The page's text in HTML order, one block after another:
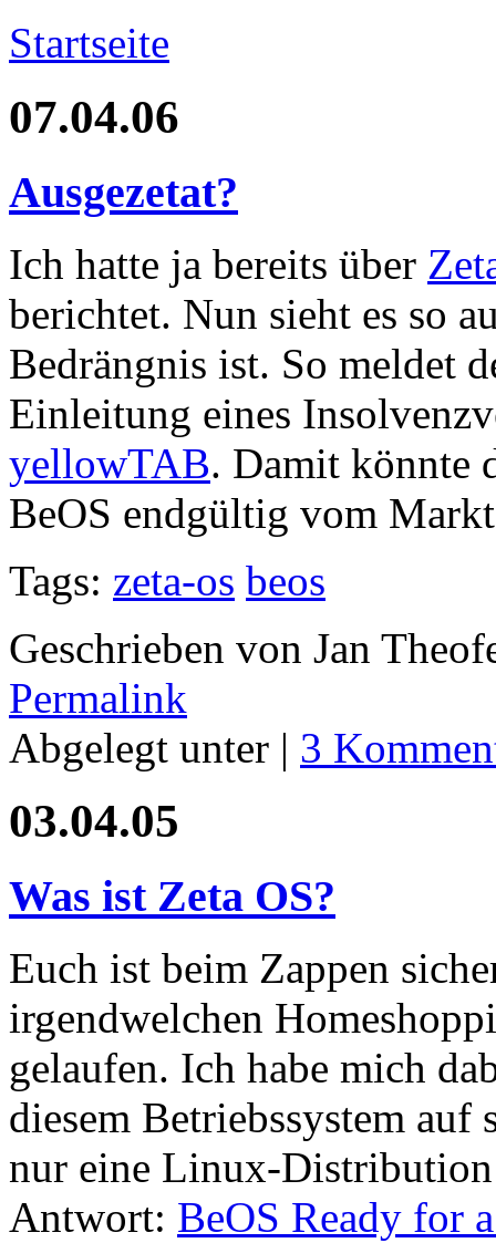
Startseite
07.04.06
Ausgezetat?
Ich hatte ja bereits über
berichtet. Nun sieht es so
Bedrängnis ist. So meldet
Einleitung eines
yellowTAB. Damit könnte
BeOS endgültig vom
Tags: zeta-os beos
Geschrieben von Jan
Permalink
Abgelegt unter | 3
03.04.05
Was ist Zeta OS?
Euch ist beim Zappen
irgendwelchen
gelaufen. Ich habe mich
diesem Betriebssystem
nur eine Linux-
Antwort: BeOS Ready for